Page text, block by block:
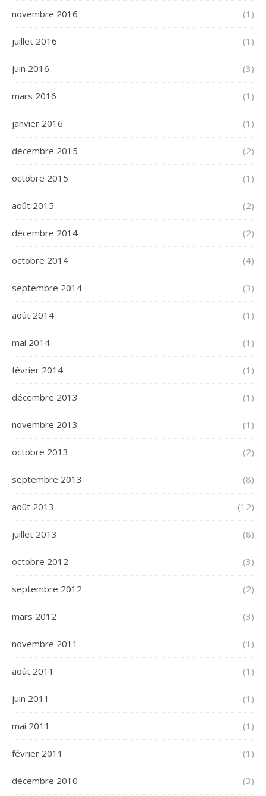
novembre 2016 (1)
juillet 2016 (1)
juin 2016 (3)
mars 2016 (1)
janvier 2016 (1)
décembre 2015 (2)
octobre 2015 (1)
août 2015 (2)
décembre 2014 (2)
octobre 2014 (4)
septembre 2014 (3)
août 2014 (1)
mai 2014 (1)
février 2014 (1)
décembre 2013 (1)
novembre 2013 (1)
octobre 2013 (2)
septembre 2013 (8)
août 2013 (12)
juillet 2013 (8)
octobre 2012 (3)
septembre 2012 (2)
mars 2012 (3)
novembre 2011 (1)
août 2011 (1)
juin 2011 (1)
mai 2011 (1)
février 2011 (1)
décembre 2010 (3)